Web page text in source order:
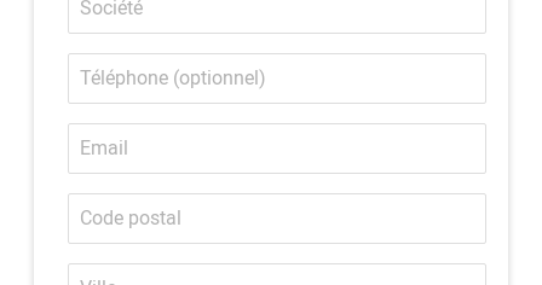
Téléphone
(optionnel)
Email
Code
postal
Ville